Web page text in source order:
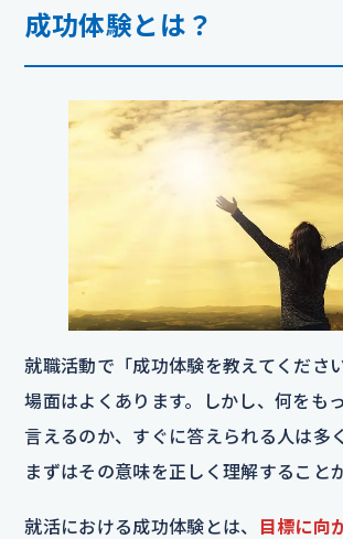
成功体験とは？
就職活動で「成功体験を教えてくださ
場面はよくあります。しかし、何をも
言えるのか、すぐに答えられる人は多
まずはその意味を正しく理解すること
就活における成功体験とは、
目標に向